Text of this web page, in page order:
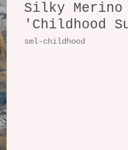
Silky Merino
'Childhood
sml-childhood